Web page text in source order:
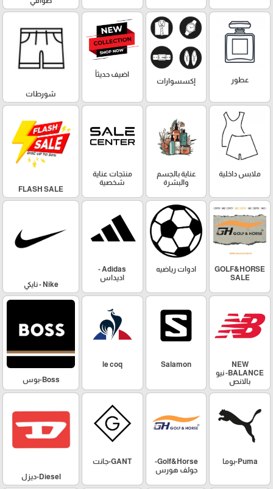
عطور إكسسوارات
اضيف حديثاً
شورطات
ملابس داخلية
عناية بالجسم
والبشرة
منتجات عناية
شخصية
FLASH SALE
GOLF&HORSE
SALE
ادوات رياضيه
Adidas -
اديداس
Nike - نايكي
NEW
BALANCE- نيو
بالانص
Salamon
le coq
Boss-بوس
Puma-بوما
Golf&Horse-
جولف هورس
GANT-جانت
Diesel-ديزل